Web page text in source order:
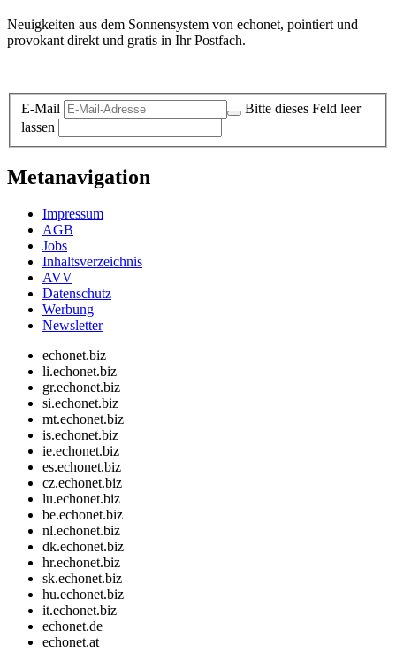
Neuigkeiten aus dem Sonnensystem von echonet, pointiert und
provokant direkt und gratis in Ihr Postfach.
E-Mail
Bitte dieses Feld leer
lassen
Metanavigation
Impressum
AGB
Jobs
Inhaltsverzeichnis
AVV
Datenschutz
Werbung
Newsletter
echonet.biz
li.echonet.biz
gr.echonet.biz
si.echonet.biz
mt.echonet.biz
is.echonet.biz
ie.echonet.biz
es.echonet.biz
cz.echonet.biz
lu.echonet.biz
be.echonet.biz
nl.echonet.biz
dk.echonet.biz
hr.echonet.biz
sk.echonet.biz
hu.echonet.biz
it.echonet.biz
echonet.de
echonet.at